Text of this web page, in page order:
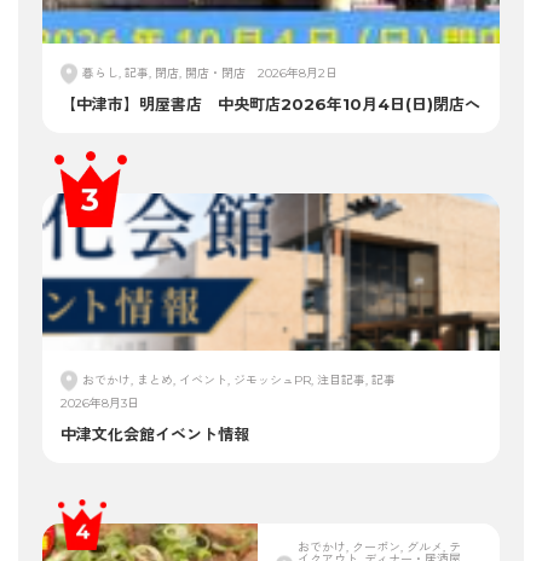
暮らし, 記事, 閉店, 開店・閉店 2026年8月2日
【中津市】明屋書店 中央町店2026年10月4日(日)閉店へ
おでかけ, まとめ, イベント, ジモッシュPR, 注目記事, 記事
2026年8月3日
中津文化会館イベント情報
おでかけ, クーポン, グルメ, テ